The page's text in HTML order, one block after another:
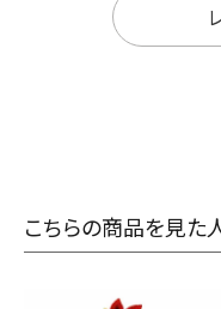
こちらの商品を見た